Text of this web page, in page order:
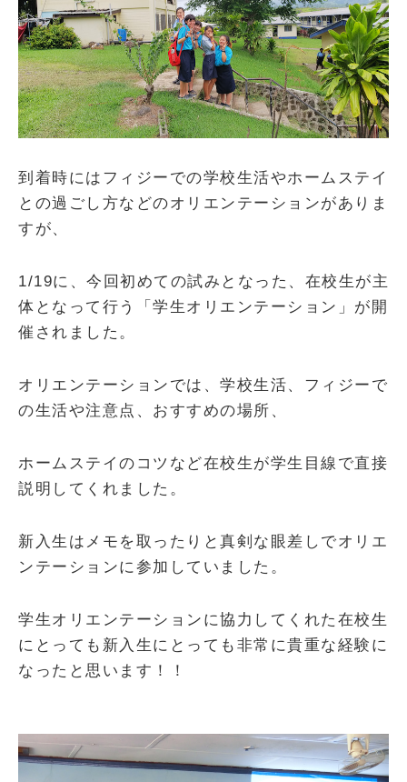
到着時にはフィジーでの学校生活やホームステイ
との過ごし方などのオリエンテーションがありま
すが、
1/19に、今回初めての試みとなった、在校生が主
体となって行う「学生オリエンテーション」が開
催されました。
オリエンテーションでは、学校生活、フィジーで
の生活や注意点、おすすめの場所、
ホームステイのコツなど在校生が学生目線で直接
説明してくれました。
新入生はメモを取ったりと真剣な眼差しでオリエ
ンテーションに参加していました。
学生オリエンテーションに協力してくれた在校生
にとっても新入生にとっても非常に貴重な経験に
なったと思います！！